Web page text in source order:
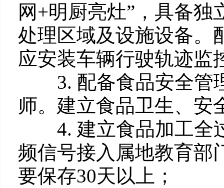
网+明厨亮灶”，具备
处理区域及设施设备。
应安装车辆行驶轨迹监
3. 配备食品安全管
师。建立食品卫生、安
4. 建立食品加工全
频信号接入属地教育部
要保存30天以上；